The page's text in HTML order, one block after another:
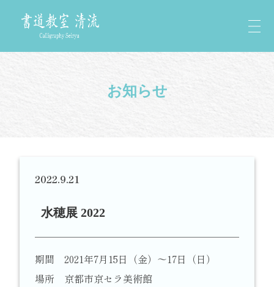
お知らせ
2022.9.21
水穂展 2022
期間 2021年7月15日（金）～17日（日）
場所 京都市京セラ美術館